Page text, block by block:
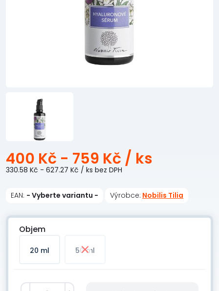
400 Kč - 759 Kč / ks
330.58 Kč - 627.27 Kč / ks bez DPH
EAN: - Vyberte variantu - Výrobce: Nobilis Tilia
Objem
20 ml 50 ml